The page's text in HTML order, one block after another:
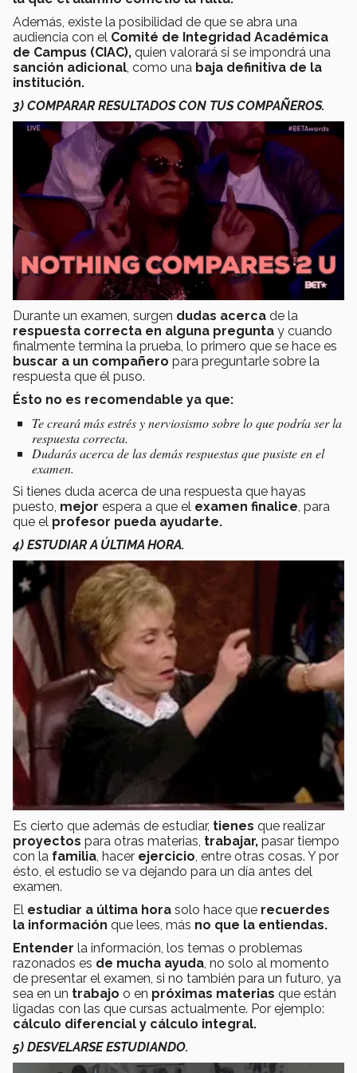
Además, existe la posibilidad de que se abra una
audiencia con el Comité de Integridad Académica
de Campus (CIAC), quien valorará si se impondrá una
sanción adicional, como una baja definitiva de la
institución.
3) COMPARAR RESULTADOS CON TUS COMPAÑEROS.
Durante un examen, surgen dudas acerca de la
respuesta correcta en alguna pregunta y cuando
finalmente termina la prueba, lo primero que se hace es
buscar a un compañero para preguntarle sobre la
respuesta que él puso.
Ésto no es recomendable ya que:
Te creará más estrés y nerviosismo sobre lo que podría ser la
respuesta correcta.
Dudarás acerca de las demás respuestas que pusiste en el
examen.
Si tienes duda acerca de una respuesta que hayas
puesto, mejor espera a que el examen finalice, para
que el profesor pueda ayudarte.
4) ESTUDIAR A ÚLTIMA HORA.
Es cierto que además de estudiar, tienes que realizar
proyectos para otras materias, trabajar, pasar tiempo
con la familia, hacer ejercicio, entre otras cosas. Y por
ésto, el estudio se va dejando para un día antes del
examen.
El estudiar a última hora solo hace que recuerdes
la información que lees, más no que la entiendas.
Entender la información, los temas o problemas
razonados es de mucha ayuda, no solo al momento
de presentar el examen, si no también para un futuro, ya
sea en un trabajo o en próximas materias que están
ligadas con las que cursas actualmente. Por ejemplo:
cálculo diferencial y cálculo integral.
5) DESVELARSE ESTUDIANDO.